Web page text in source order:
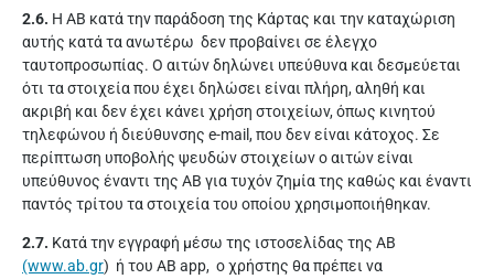
2.6. Η ΑΒ κατά την παράδοση της Κάρτας και την καταχώριση
αυτής κατά τα ανωτέρω δεν προβαίνει σε έλεγχο
ταυτοπροσωπίας. Ο αιτών δηλώνει υπεύθυνα και δεσμεύεται
ότι τα στοιχεία που έχει δηλώσει είναι πλήρη, αληθή και
ακριβή και δεν έχει κάνει χρήση στοιχείων, όπως κινητού
τηλεφώνου ή διεύθυνσης e-mail, που δεν είναι κάτοχος. Σε
περίπτωση υποβολής ψευδών στοιχείων ο αιτών είναι
υπεύθυνος έναντι της ΑΒ για τυχόν ζημία της καθώς και έναντι
παντός τρίτου τα στοιχεία του οποίου χρησιμοποιήθηκαν.
2.7. Κατά την εγγραφή μέσω της ιστοσελίδας της ΑΒ
(www.ab.gr) ή του ΑΒ app, ο χρήστης θα πρέπει να